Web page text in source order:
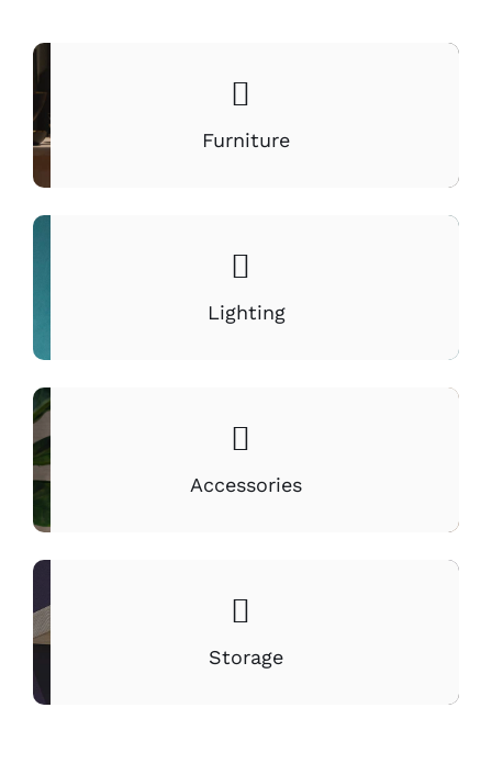
Furniture
Lighting
Accessories
Storage